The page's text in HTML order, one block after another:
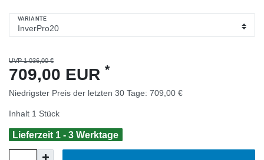
VARIANTE
UVP 1.036,00 €
709,00 EUR *
Niedrigster Preis der letzten 30 Tage: 709,00 €
Inhalt 1 Stück
Lieferzeit 1 - 3 Werktage